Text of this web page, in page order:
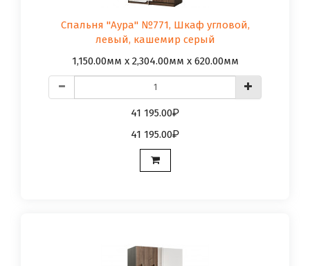
Спальня "Аура" №771, Шкаф угловой,
левый, кашемир серый
1,150.00мм x 2,304.00мм x 620.00мм
41 195.00
41 195.00